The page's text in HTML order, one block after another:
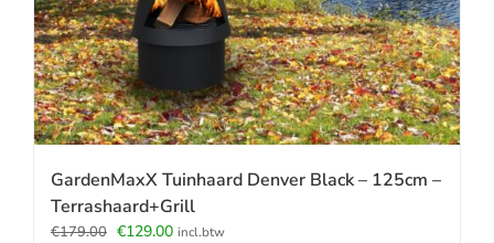
GardenMaxX Tuinhaard Denver Black – 125cm –
Terrashaard+Grill
€179.00 Oorspronkelijke
€129.00Huidige
incl.btw